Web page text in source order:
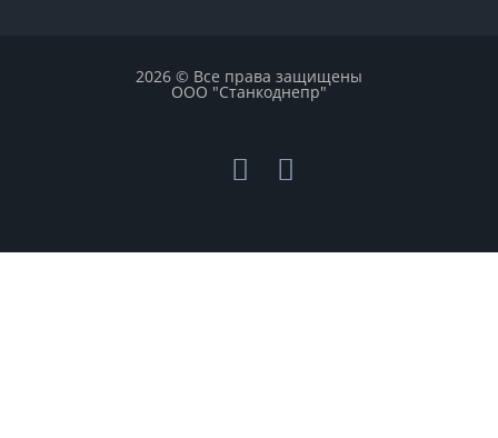
2026 © Все права защищены
ООО "Станкоднепр"